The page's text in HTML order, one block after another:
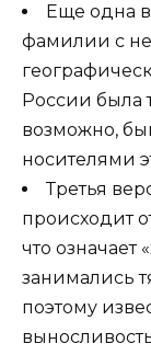
Еще одна
фамилии с
России была
возможно,
носителями
Третья
происходит
что означает
занимались
поэтому